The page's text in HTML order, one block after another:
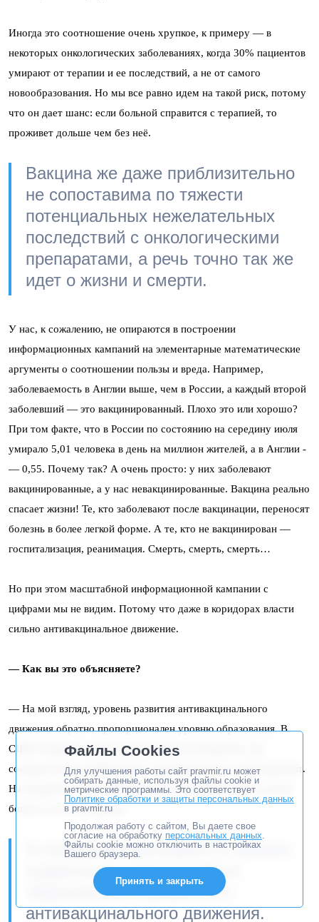
Иногда это соотношение очень хрупкое, к примеру — в
некоторых онкологических заболеваниях, когда 30% пациентов
умирают от терапии и ее последствий, а не от самого
новообразования. Но мы все равно идем на такой риск, потому
что он дает шанс: если больной справится с терапией, то
проживет дольше чем без неё.
Вакцина же даже приблизительно
не сопоставима по тяжести
потенциальных нежелательных
последствий с онкологическими
препаратами, а речь точно так же
идет о жизни и смерти.
У нас, к сожалению, не опираются в построении
информационных кампаний на элементарные математические
аргументы о соотношении пользы и вреда. Например,
заболеваемость в Англии выше, чем в России, а каждый второй
заболевший — это вакцинированный. Плохо это или хорошо?
При том факте, что в России по состоянию на середину июля
умирало 5,01 человека в день на миллион жителей, а в Англии ­
— 0,55. Почему так? А очень просто: у них заболевают
вакцинированные, а у нас невакцинированные. Вакцина реально
спасает жизни! Те, кто заболевают после вакцинации, переносят
болезнь в более легкой форме. А те, кто не вакцинирован —
госпитализация, реанимация. Смерть, смерть, смерть…
Но при этом масштабной информационной кампании с
цифрами мы не видим. Потому что даже в коридорах власти
сильно антивакцинальное движение.
— Как вы это объясняете?
— На мой взгляд, уровень развития антивакцинального
движения обратно пропорционален уровню образования. В
США в первую очередь вакцинируется побережье, где
сосредоточены университеты, крупный бизнес, истеблишмент.
На Среднем Западе, наоборот, много антиваксеров, которые
боятся, что их чипируют.
В обществе наблюдается прямая
корреляция низкого уровня
образования и развитости
антивакцинального движения.
Файлы Cookies
Для улучшения работы сайт pravmir.ru может
собирать данные, используя файлы cookie и
метрические программы. Это соответствует
Политике обработки и защиты персональных данных
в pravmir.ru
Продолжая работу с сайтом, Вы даете свое
согласие на обработку персональных данных.
Файлы cookie можно отключить в настройках
Вашего браузера.
Принять и закрыть